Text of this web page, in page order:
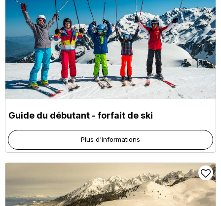
Guide du débutant - forfait de ski
Plus d'informations